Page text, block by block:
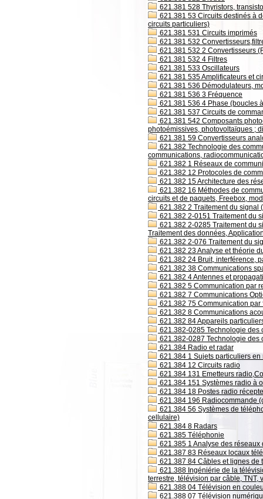
621.381 528 Thyristors,
621.381 53 Circuits destinés à
circuits particuliers)
621.381 531 Circuits imprimés
621.381 532
621.381 532 2 Convertisseurs
621.381 532 4 Filtres
621.381 533 Oscillateurs
621.381 535 Amplificateurs et
621.381 536 Démodulateurs,
621.381 536 3 Fréquence
621.381 536 4 Phase (boucles
621.381 537 Circuits de
621.381 542 Composants
photoémissives, photovoltaïques ;
621.381 59 Convertisseurs
621.382 Technologie des
communications,
621.382 1 Réseaux de
621.382 12 Protocoles de
621.382 15 Architecture des
621.382 16 Méthodes de
circuits et de paquets, Freebox,
621.382 2 Traitement du signal
621.382 2-0151 Traitement du
621.382 2-0285 Traitement du
Traitement des données,
621.382 2-076 Traitement du
621.382 23 Analyse et théorie
621.382 24 Bruit, interférence,
621.382 38 Communications
621.382 4 Antennes et
621.382 5 Communication par
621.382 7 Communications
621.382 75 Communication par
621.382 8 Communications
621.382 84 Appareils
621.382-0285 Technologie des
621.382-0287 Technologie des
621.384 Radio et radar
621.384 1 Sujets particuliers en
621.384 12 Circuits radio
621.384 131 Emetteurs
621.384 151 Systèmes radio à
621.384 18 Postes radio
621.384 196 Radiocommande
621.384 56 Systèmes de
cellulaire)
621.384 8 Radars
621.385 Téléphonie
621.385 1 Analyse des réseaux
621.387 83 Réseaux locaux
621.387 84 Câbles et lignes de
621.388 Ingéniérie de la
terrestre, télévision par câble, TNT,
621.388 04 Télévision en
621.388 07 Télévision